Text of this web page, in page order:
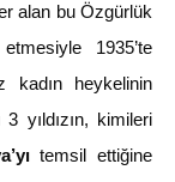
alan bu Özgürlük
etmesiyle 1935’te
kadın heykelinin
yıldızın, kimileri
temsil ettiğine